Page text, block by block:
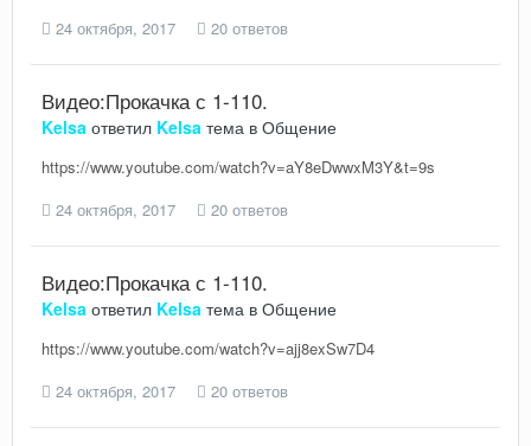
24 октября, 2017
20 ответов
Видео:Прокачка с 1-110.
Kelsa ответил Kelsa тема в Общение
https://www.youtube.com/watch?v=aY8eDwwxM3Y&t=9s
24 октября, 2017
20 ответов
Видео:Прокачка с 1-110.
Kelsa ответил Kelsa тема в Общение
https://www.youtube.com/watch?v=ajj8exSw7D4
24 октября, 2017
20 ответов